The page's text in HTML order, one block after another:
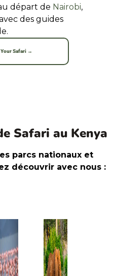
départ de Nairobi,
des guides
Safari →
Safari au Kenya
parcs nationaux et
découvrir avec nous :